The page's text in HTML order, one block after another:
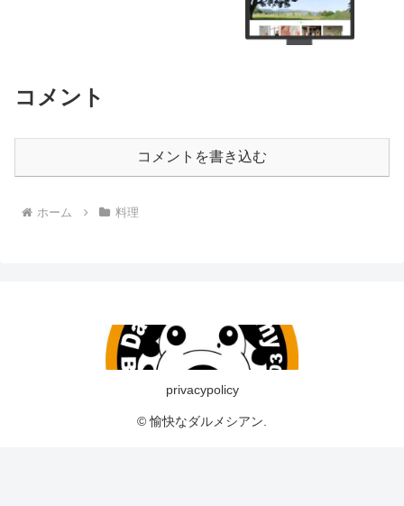
コメント
コメントを書き込む
ホーム 料理
privacypolicy
© 愉快なダルメシアン.